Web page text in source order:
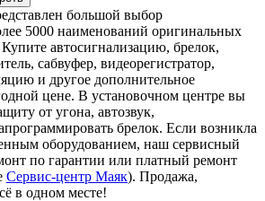
большой выбор
5000 наименований оригинальных
автосигнализацию, брелок,
сабвуфер, видеорегистратор,
и другое дополнительное
цене. В установочном центре вы
от угона, автозвук,
брелок. Если возникла
оборудованием, наш сервисный
по гарантии или платный ремонт
Сервис-центр Маяк). Продажа,
в одном месте!